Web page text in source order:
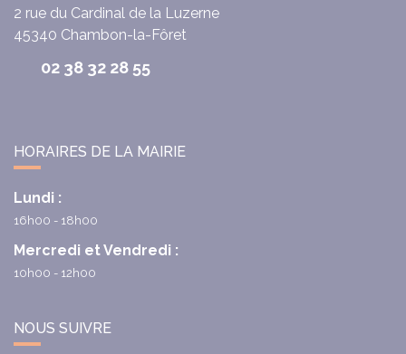
2 rue du Cardinal de la Luzerne
45340 Chambon-la-Fôret
02 38 32 28 55
HORAIRES DE LA MAIRIE
Lundi :
16h00 - 18h00
Mercredi et Vendredi :
10h00 - 12h00
NOUS SUIVRE